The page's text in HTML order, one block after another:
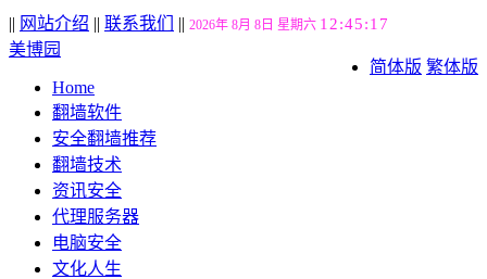
|| 网站介绍 || 联系我们 || 2026年 8月 8日 星期六 12:45:18
简体版 繁体版
美博园
Home
翻墙软件
安全翻墙推荐
翻墙技术
资讯安全
代理服务器
电脑安全
文化人生